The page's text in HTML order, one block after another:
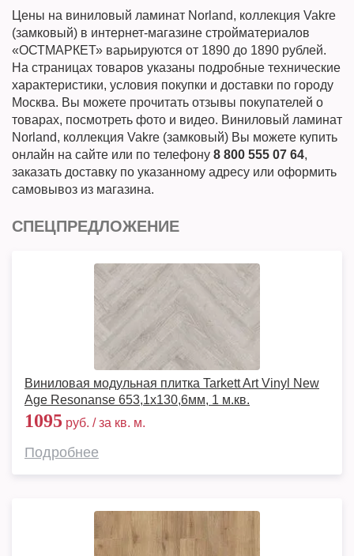
Цены на виниловый ламинат Norland, коллекция Vakre
(замковый) в интернет-магазине стройматериалов
«ОСТМАРКЕТ» варьируются от 1890 до 1890 рублей.
На страницах товаров указаны подробные технические
характеристики, условия покупки и доставки по городу
Москва. Вы можете прочитать отзывы покупателей о
товарах, посмотреть фото и видео. Виниловый ламинат
Norland, коллекция Vakre (замковый) Вы можете купить
онлайн на сайте или по телефону 8 800 555 07 64,
заказать доставку по указанному адресу или оформить
самовывоз из магазина.
СПЕЦПРЕДЛОЖЕНИЕ
Виниловая модульная плитка Tarkett Art Vinyl New
Age Resonanse 653,1х130,6мм, 1 м.кв.
1095 руб. / за кв. м.
Подробнее